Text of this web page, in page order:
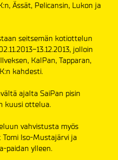
Ässät, Pelicansin, Lukon ja
seitsemän kotiottelun
13.12.2013, jolloin
KalPan, Tapparan,
kahdesti.
ajalta SaiPan pisin
kuusi ottelua.
vahvistusta myös
Iso-Mustajärvi ja
paidan ylleen.